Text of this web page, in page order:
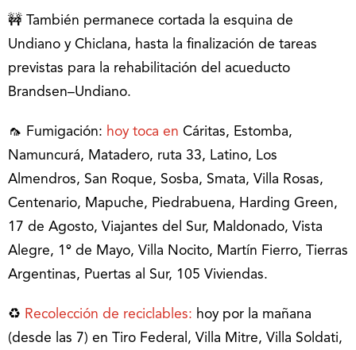
🚧 También permanece cortada la esquina de
Undiano y Chiclana, hasta la finalización de tareas
previstas para la rehabilitación del acueducto
Brandsen–Undiano.
🦟 Fumigación: hoy toca en Cáritas, Estomba,
Namuncurá, Matadero, ruta 33, Latino, Los
Almendros, San Roque, Sosba, Smata, Villa Rosas,
Centenario, Mapuche, Piedrabuena, Harding Green,
17 de Agosto, Viajantes del Sur, Maldonado, Vista
Alegre, 1º de Mayo, Villa Nocito, Martín Fierro, Tierras
Argentinas, Puertas al Sur, 105 Viviendas.
♻️ Recolección de reciclables: hoy por la mañana
(desde las 7) en Tiro Federal, Villa Mitre, Villa Soldati,